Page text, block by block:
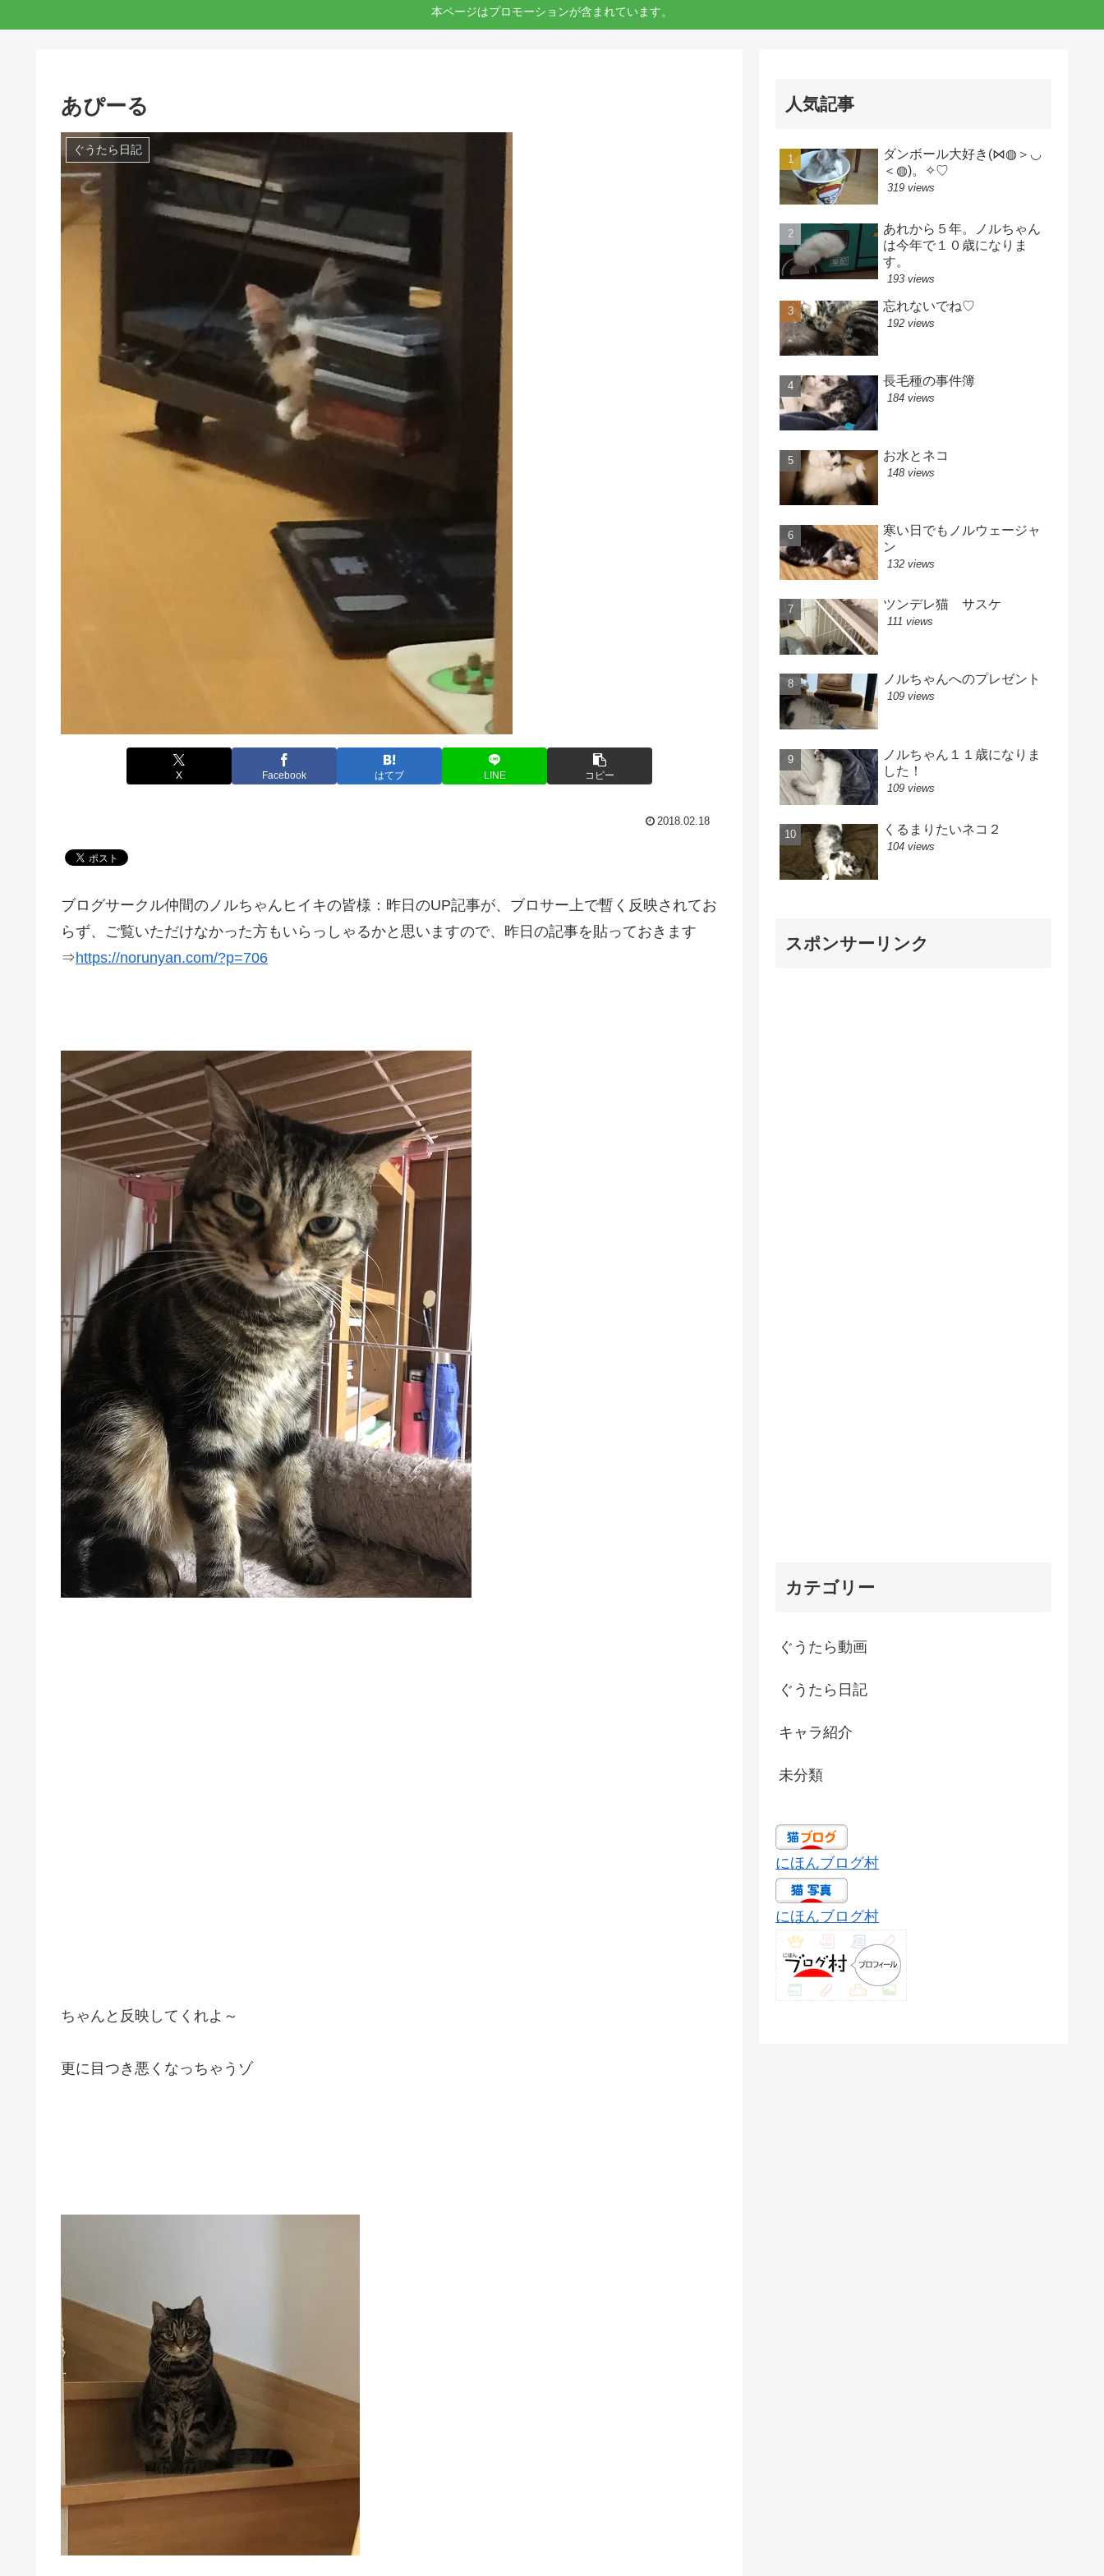
本ページはプロモーションが含まれています。
あぴーる
ぐうたら日記
X Facebook はてブ LINE コピー
2018.02.18
ブログサークル仲間のノルちゃんヒイキの皆様：昨日のUP記事が、ブロサー上で暫く反映されてお
らず、ご覧いただけなかった方もいらっしゃるかと思いますので、昨日の記事を貼っておきます
⇒https://norunyan.com/?p=706
ちゃんと反映してくれよ～
更に目つき悪くなっちゃうゾ
人気記事
ダンボール大好き(⋈◍＞◡
＜◍)。✧♡
319 views
あれから５年。ノルちゃん
は今年で１０歳になりま
す。
193 views
忘れないでね♡
192 views
長毛種の事件簿
184 views
お水とネコ
148 views
寒い日でもノルウェージャ
ン
132 views
ツンデレ猫 サスケ
111 views
ノルちゃんへのプレゼント
109 views
ノルちゃん１１歳になりま
した！
109 views
くるまりたいネコ２
104 views
スポンサーリンク
カテゴリー
ぐうたら動画
ぐうたら日記
キャラ紹介
未分類
にほんブログ村
にほんブログ村